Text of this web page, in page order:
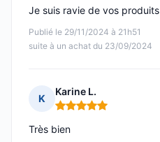
Publié le 29/11/2024 à 21h51
suite à un achat du 23/09/2024
Je suis ravie de vos produits
K
Karine L.
Note : 5 sur 5
Très bien